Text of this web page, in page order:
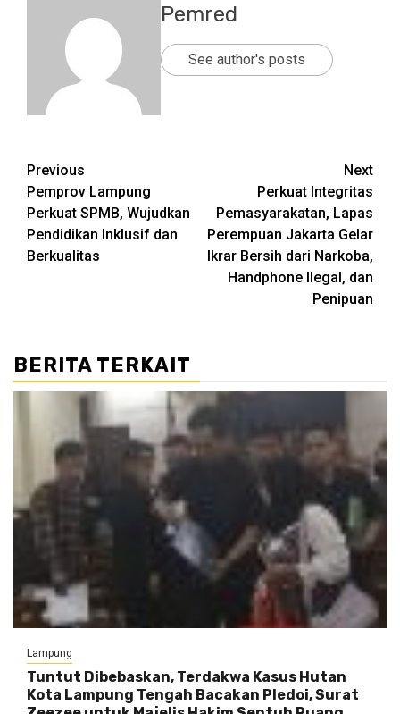
Pemred
See author's posts
Post
navigation
Previous
Pemprov Lampung
Perkuat SPMB, Wujudkan
Pendidikan Inklusif dan
Berkualitas
Next
Perkuat Integritas
Pemasyarakatan, Lapas
Perempuan Jakarta Gelar
Ikrar Bersih dari Narkoba,
Handphone Ilegal, dan
Penipuan
BERITA TERKAIT
Lampung
Tuntut Dibebaskan, Terdakwa Kasus Hutan
Kota Lampung Tengah Bacakan Pledoi, Surat